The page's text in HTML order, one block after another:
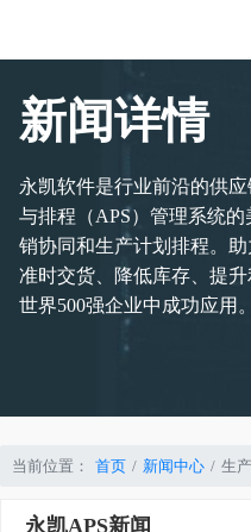
新闻详情
永凯软件是行业前沿的供
与排程（APS）管理系统
销协同和生产计划排程。
准时交货、降低库存、提
世界500强企业中成功应用。
当前位置： 首页 新闻中心 生
永凯APS新闻